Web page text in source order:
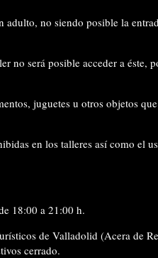
adulto, no siendo posible la
no será posible acceder a éste,
juguetes u otros objetos
en los talleres así como el
18:00 a 21:00 h.
de Valladolid (Acera de
cerrado.